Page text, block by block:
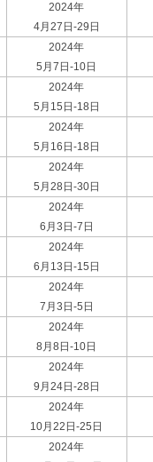
2024年
4月27日-29日
2024年
5月7日-10日
2024年
5月15日-18日
2024年
5月16日-18日
2024年
5月28日-30日
2024年
6月3日-7日
2024年
6月13日-15日
2024年
7月3日-5日
2024年
8月8日-10日
2024年
9月24日-28日
2024年
10月22日-25日
2024年